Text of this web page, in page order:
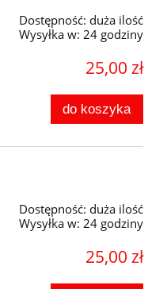
Dostępność: duża ilość
Wysyłka w: 24 godziny
25,00 zł
do koszyka
Dostępność: duża ilość
Wysyłka w: 24 godziny
25,00 zł